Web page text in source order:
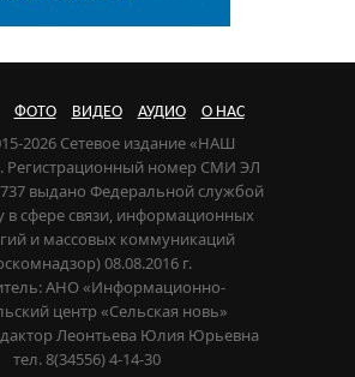
ФОТО ВИДЕО АУДИО О НАС
2026 Сетевое издание «НАШ
Регистрационный номер СМИ ЭЛ
выдано Федеральной службой
в сфере связи, информационных
и массовых коммуникаций
08.08.2016 г.
АНО «Информационно-
центр «Сельская новь»
Леонтьева Юлия Юрьевна
тел. 8(34556) 4-14-30